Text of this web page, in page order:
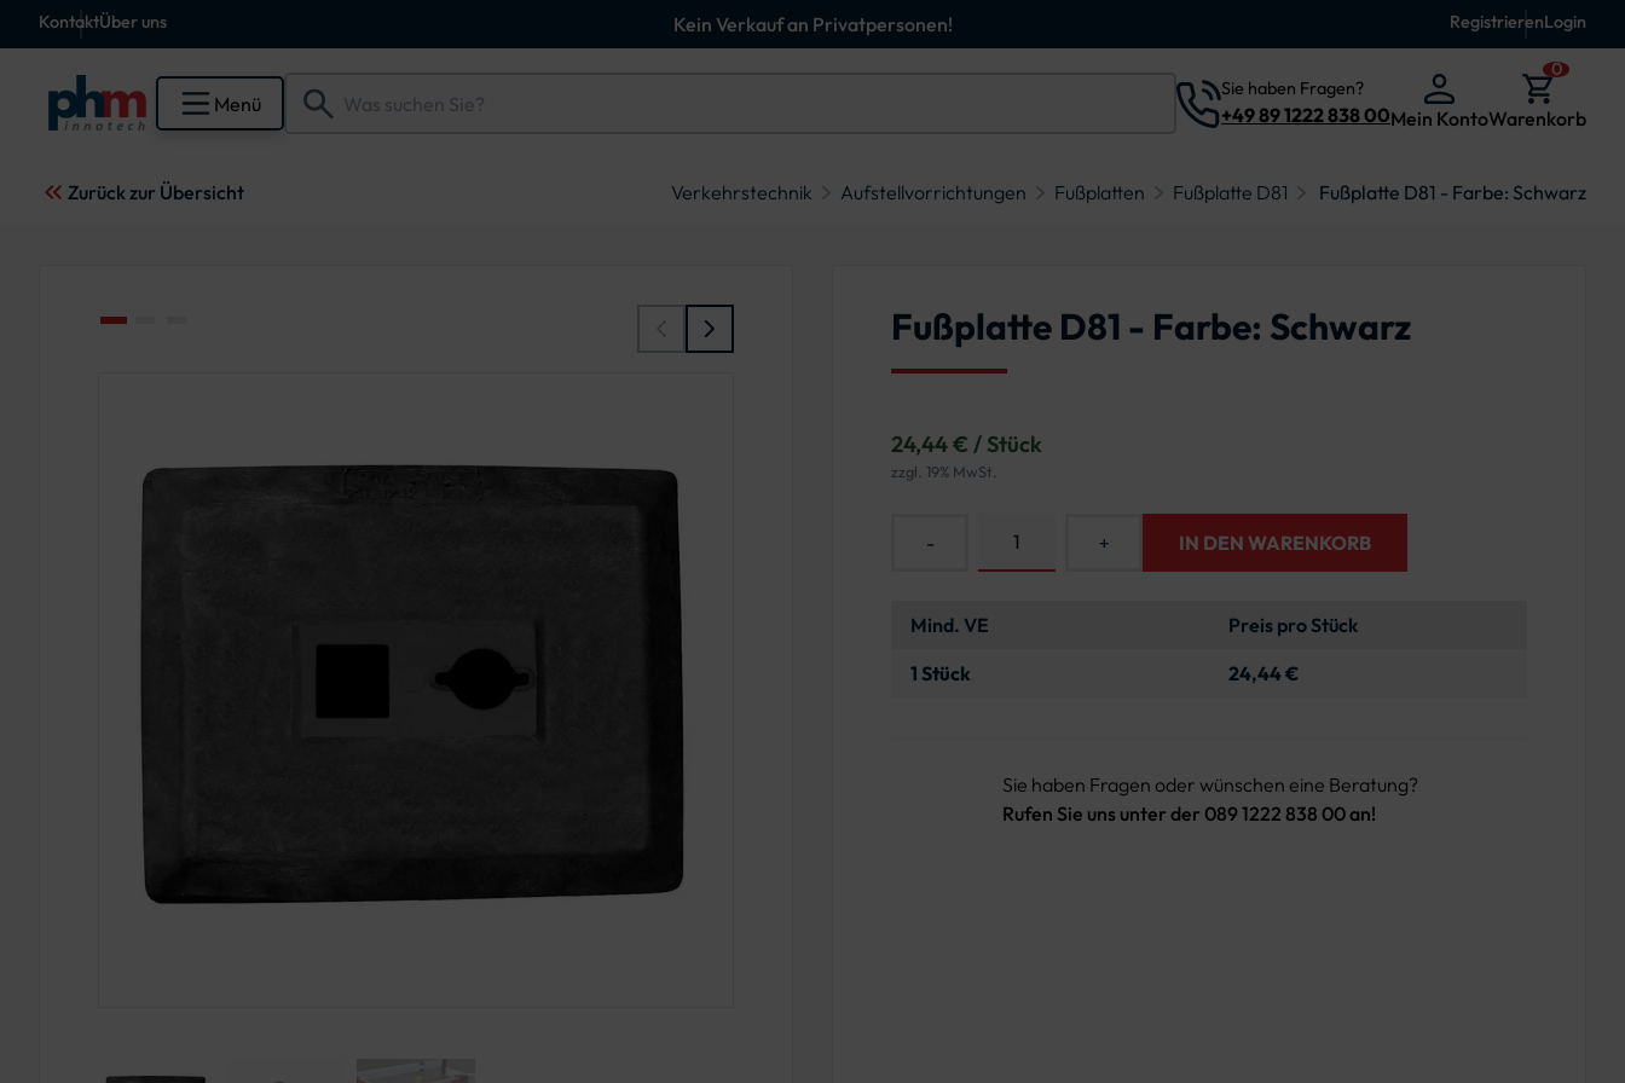
KontaktÜber uns Kein Verkauf an Privatpersonen! RegistrierenLogin
Menü
Sie haben Fragen?
+49 89 1222 838 00Mein Konto
0
Warenkorb
Zurück zur Übersicht Verkehrstechnik Aufstellvorrichtungen Fußplatten Fußplatte D81 Fußplatte D81 - Farbe: Schwarz
Fußplatte D81 - Farbe: Schwarz
24,44 € / Stück
zzgl. 19% MwSt.
- + IN DEN WARENKORB
Mind. VE
Preis pro Stück
1 Stück
24,44 €
Sie haben Fragen oder wünschen eine Beratung?
Rufen Sie uns unter der 089 1222 838 00 an!